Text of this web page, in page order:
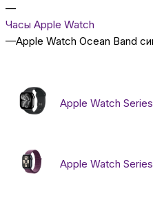
—
Часы Apple Watch
—Apple Watch Ocean Band
Apple Watch Series
Apple Watch